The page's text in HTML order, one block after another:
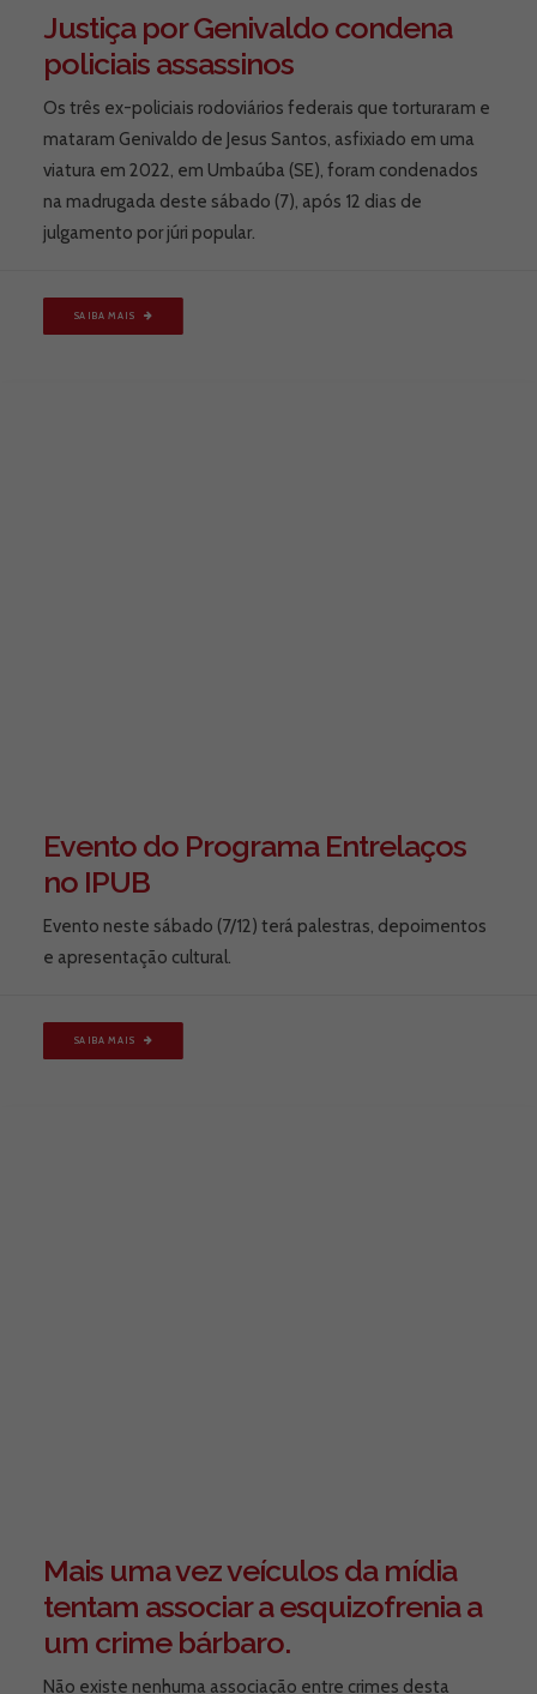
Justiça por Genivaldo condena
policiais assassinos
Os três ex-policiais rodoviários federais que torturaram e
mataram Genivaldo de Jesus Santos, asfixiado em uma
viatura em 2022, em Umbaúba (SE), foram condenados
na madrugada deste sábado (7), após 12 dias de
julgamento por júri popular.
SAIBA MAIS
Evento do Programa Entrelaços
no IPUB
Evento neste sábado (7/12) terá palestras, depoimentos
e apresentação cultural.
SAIBA MAIS
Mais uma vez veículos da mídia
tentam associar a esquizofrenia a
um crime bárbaro.
Não existe nenhuma associação entre crimes desta